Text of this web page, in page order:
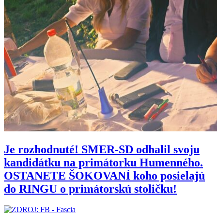
Je rozhodnuté! SMER-SD odhalil svoju
kandidátku na primátorku Humenného.
OSTANETE ŠOKOVANÍ koho posielajú
do RINGU o primátorskú stoličku!